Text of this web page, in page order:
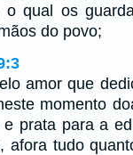
o qual os
do povo;
amor que
momento
e prata para a
afora tudo